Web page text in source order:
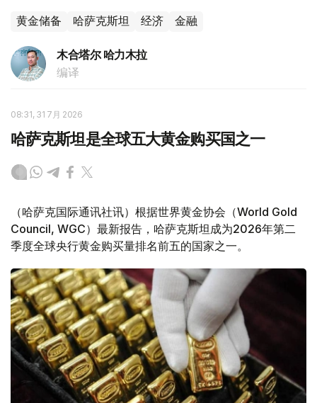
黄金储备 哈萨克斯坦 经济 金融
木合塔尔 哈力木拉
编译
08:31, 31 7月 2026
哈萨克斯坦是全球五大黄金购买国之一
（哈萨克国际通讯社讯）根据世界黄金协会（World Gold
Council, WGC）最新报告，哈萨克斯坦成为2026年第二
季度全球央行黄金购买量排名前五的国家之一。